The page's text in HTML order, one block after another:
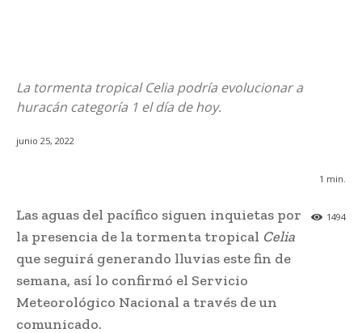
La tormenta tropical Celia podría evolucionar a
huracán categoría 1 el día de hoy.
junio 25, 2022
1 min.
1494
Las aguas del pacífico siguen inquietas por
la presencia de la tormenta tropical Celia
que seguirá generando lluvias este fin de
semana, así lo confirmó el Servicio
Meteorológico Nacional a través de un
comunicado.